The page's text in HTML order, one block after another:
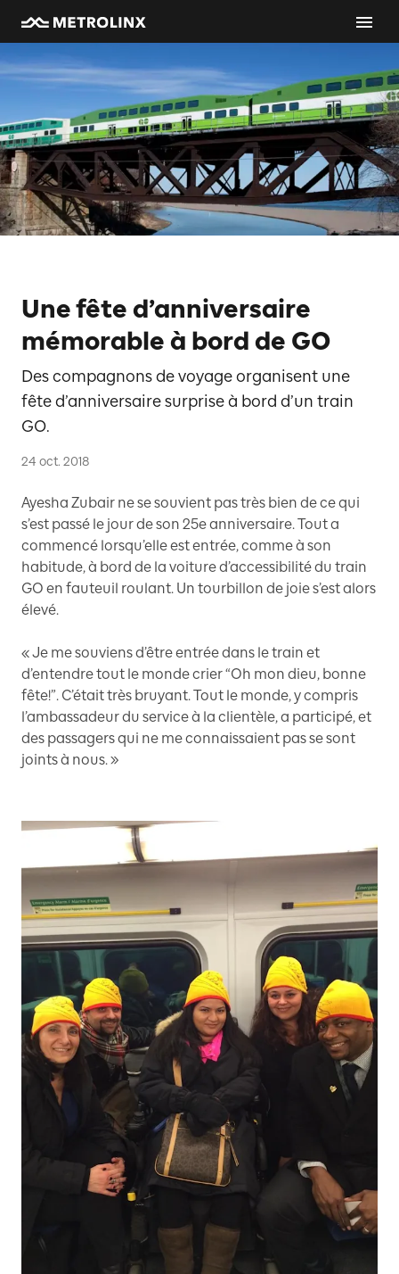
Une fête d’anniversaire
mémorable à bord de GO
Des compagnons de voyage organisent une
fête d’anniversaire surprise à bord d’un train
GO.
24 oct. 2018
Ayesha Zubair ne se souvient pas très bien de ce qui
s’est passé le jour de son 25e anniversaire. Tout a
commencé lorsqu’elle est entrée, comme à son
habitude, à bord de la voiture d’accessibilité du train
GO en fauteuil roulant. Un tourbillon de joie s’est alors
élevé.
« Je me souviens d’être entrée dans le train et
d’entendre tout le monde crier “Oh mon dieu, bonne
fête!”. C’était très bruyant. Tout le monde, y compris
l’ambassadeur du service à la clientèle, a participé, et
des passagers qui ne me connaissaient pas se sont
joints à nous. »